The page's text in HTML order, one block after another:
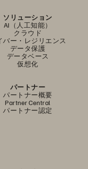
ソリューション
AI（人工知能）
クラウド
バー・レジリエンス
データ保護
データベース
仮想化
パートナー
パートナー概要
Partner Central
パートナー認定